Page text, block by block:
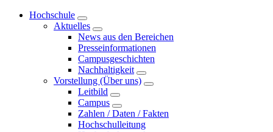
Hochschule
Aktuelles
News aus den Bereichen
Presseinformationen
Campusgeschichten
Nachhaltigkeit
Vorstellung (Über uns)
Leitbild
Campus
Zahlen / Daten / Fakten
Hochschulleitung